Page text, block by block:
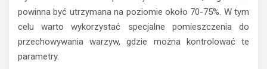
powinna być utrzymana na poziomie około 70-75%. W tym
celu warto wykorzystać specjalne pomieszczenia do
przechowywania warzyw, gdzie można kontrolować te
parametry.